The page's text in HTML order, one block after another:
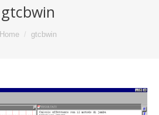
gtcbwin
Home gtcbwin